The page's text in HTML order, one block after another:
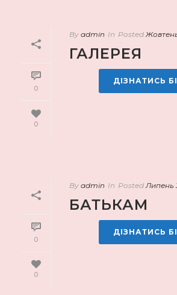
0
0
By admin In Posted
ГАЛЕРЕЯ
ДІЗНАТИСЬ
0
0
By admin In Posted Липень
БАТЬКАМ
ДІЗНАТИСЬ